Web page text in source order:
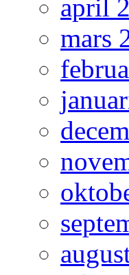
april
mars